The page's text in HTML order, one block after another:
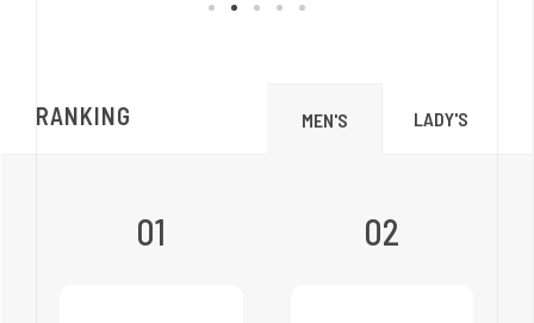
RANKING MEN'S LADY'S
01 02